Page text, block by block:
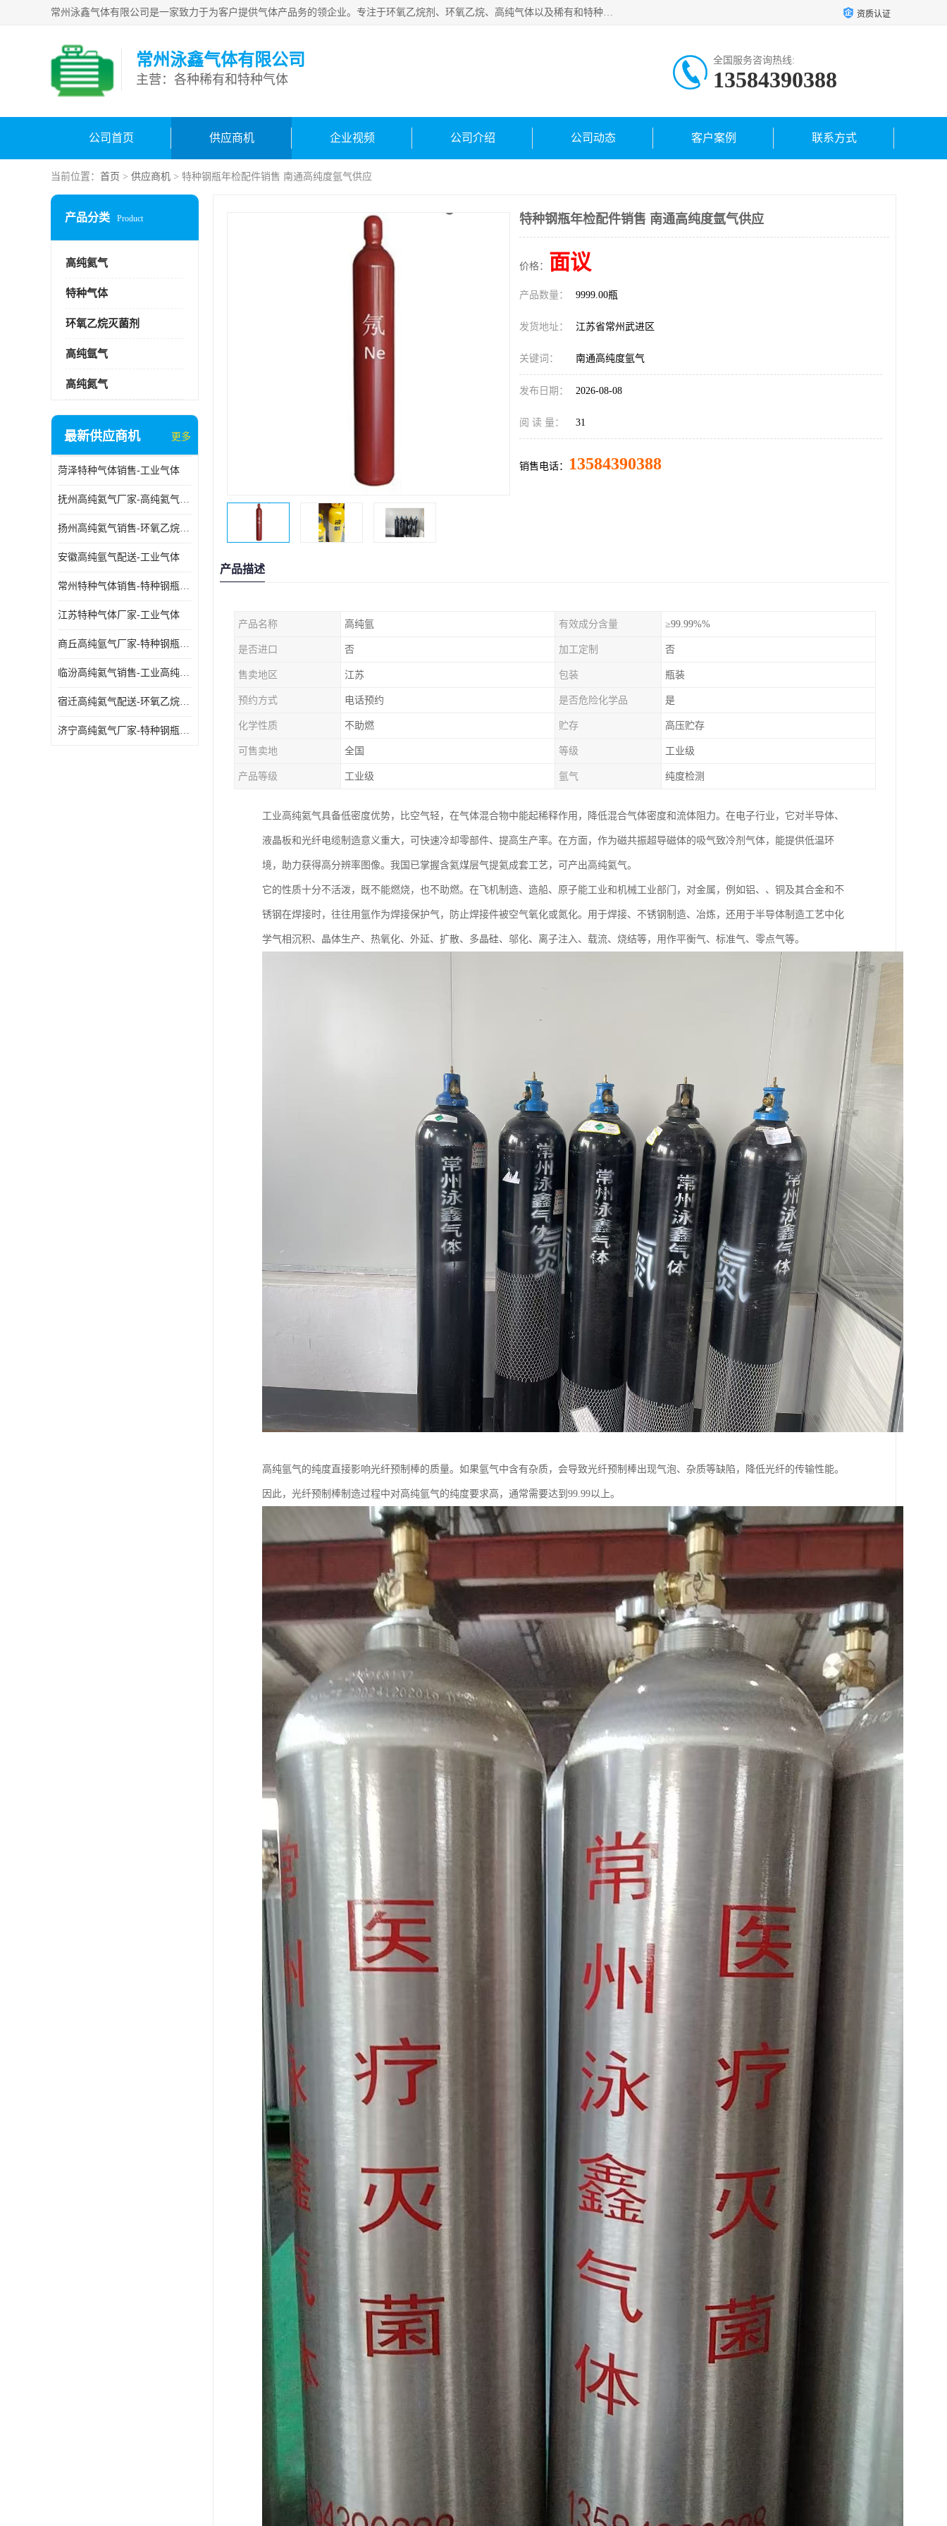
常州泳鑫气体有限公司是一家致力于为客户提供气体产品务的领企业。专注于环氧乙烷剂、环氧乙烷、高纯气体以及稀有和特种气体的研发、生产、销售和配送，产品广泛应用于医疗、电子、科研、化工、食品等多个领域。主要产品有：环氧乙烷灭菌剂，环氧乙烷，高纯氩，氮，氪，氙，氖，氘，笑，氦，氢，氧等各种稀有和特种气体。 资质认证
常州泳鑫气体有限公司
主营：各种稀有和特种气体
全国服务咨询热线:
13584390388
公司首页 供应商机 企业视频 公司介绍 公司动态 客户案例 联系方式
当前位置： 首页 > 供应商机 > 特种钢瓶年检配件销售 南通高纯度氩气供应
产品分类 Product
高纯氦气
特种气体
环氧乙烷灭菌剂
高纯氩气
高纯氮气
最新供应商机 更多
菏泽特种气体销售-工业气体
抚州高纯氦气厂家-高纯氦气标准气体
扬州高纯氦气销售-环氧乙烷灭菌剂
安徽高纯氩气配送-工业气体
常州特种气体销售-特种钢瓶年检配件销售
江苏特种气体厂家-工业气体
商丘高纯氩气厂家-特种钢瓶年检配件销售
临汾高纯氦气销售-工业高纯氦气
宿迁高纯氦气配送-环氧乙烷灭菌剂
济宁高纯氦气厂家-特种钢瓶年检配件销售
特种钢瓶年检配件销售 南通高纯度氩气供应
价格： 面议
产品数量： 9999.00瓶
发货地址： 江苏省常州武进区
关键词： 南通高纯度氩气
发布日期： 2026-08-08
阅 读 量： 31
销售电话： 13584390388
产品描述
产品名称 高纯氩 有效成分含量 ≥99.99%%
是否进口 否 加工定制 否
售卖地区 江苏 包装 瓶装
预约方式 电话预约 是否危险化学品 是
化学性质 不助燃 贮存 高压贮存
可售卖地 全国 等级 工业级
产品等级 工业级 氩气 纯度检测
工业高纯氦气具备低密度优势，比空气轻，在气体混合物中能起稀释作用，降低混合气体密度和流体阻力。在电子行业，它对半导体、
液晶板和光纤电缆制造意义重大，可快速冷却零部件、提高生产率。在方面，作为磁共振超导磁体的吸气致冷剂气体，能提供低温环
境，助力获得高分辨率图像。我国已掌握含氦煤层气提氦成套工艺，可产出高纯氦气。
它的性质十分不活泼，既不能燃烧，也不助燃。在飞机制造、造船、原子能工业和机械工业部门，对金属，例如铝、、铜及其合金和不
锈钢在焊接时，往往用氩作为焊接保护气，防止焊接件被空气氧化或氮化。用于焊接、不锈钢制造、冶炼，还用于半导体制造工艺中化
学气相沉积、晶体生产、热氧化、外延、扩散、多晶硅、邬化、离子注入、载流、烧结等，用作平衡气、标准气、零点气等。
高纯氩气的纯度直接影响光纤预制棒的质量。如果氩气中含有杂质，会导致光纤预制棒出现气泡、杂质等缺陷，降低光纤的传输性能。
因此，光纤预制棒制造过程中对高纯氩气的纯度要求高，通常需要达到99.99以上。